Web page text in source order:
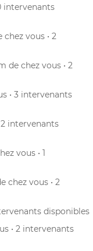
intervenants
chez vous • 2
de chez vous • 2
• 3 intervenants
2 intervenants
vous • 1
chez vous • 2
disponibles
• 2 intervenants